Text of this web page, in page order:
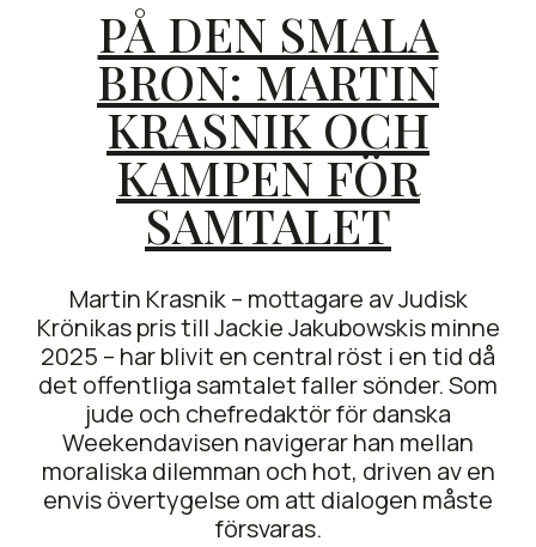
PÅ DEN SMALA
BRON: MARTIN
KRASNIK OCH
KAMPEN FÖR
SAMTALET
Martin Krasnik – mottagare av Judisk
Krönikas pris till Jackie Jakubowskis minne
2025 – har blivit en central röst i en tid då
det offentliga samtalet faller sönder. Som
jude och chefredaktör för danska
Weekendavisen navigerar han mellan
moraliska dilemman och hot, driven av en
envis övertygelse om att dialogen måste
försvaras.